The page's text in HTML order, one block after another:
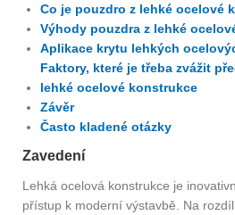
Co je pouzdro z lehké ocelové
Výhody pouzdra z lehké
Aplikace krytu lehkých
Faktory, které je třeba zvážit
lehké ocelové konstrukce
Závěr
Často kladené otázky
Zavedení
Lehká ocelová konstrukce je
přístup k moderní výstavbě. Na